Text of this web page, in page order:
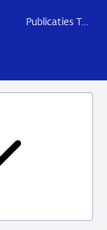
Publicaties Toezicht